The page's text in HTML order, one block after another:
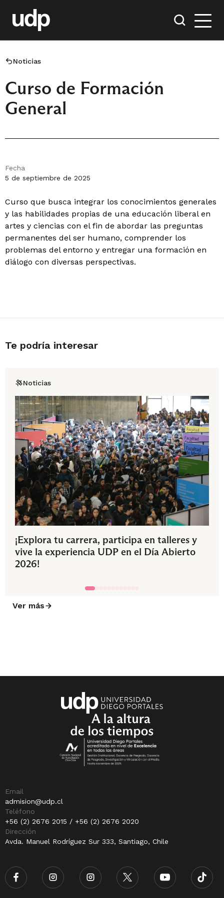
Noticias
Curso de Formación
General
Fecha
5 de septiembre de 2025
Curso que busca integrar los conocimientos generales
y las habilidades propias de una educación liberal en
artes y ciencias con el fin de abordar las preguntas
permanentes del ser humano, comprender los
problemas del entorno y entregar una formación en
diálogo con diversas perspectivas.
Te podría interesar
Noticias
¡Explora tu carrera, participa en talleres y
vive la experiencia UDP en el Día Abierto
2026!
Ver más
Email
admision@udp.cl
Teléfono
+56 (2) 2676 2015 / +56 (2) 2676 2020
Dirección
Avda. Manuel Rodríguez Sur 333, Santiago, Chile